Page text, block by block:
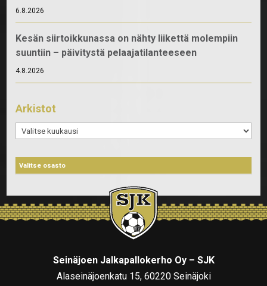
6.8.2026
Kesän siirtoikkunassa on nähty liikettä molempiin
suuntiin – päivitystä pelaajatilanteeseen
4.8.2026
Arkistot
Arkistot
Seinäjoen Jalkapallokerho Oy – SJK
Alaseinäjoenkatu 15, 60220 Seinäjoki